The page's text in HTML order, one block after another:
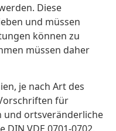
Diese
und müssen
können zu
müssen daher
je nach Art des
für
und ortsveränderliche